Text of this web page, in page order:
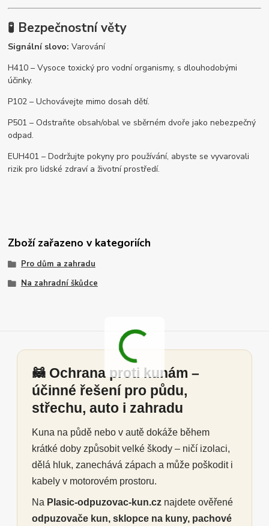
🧪 Bezpečnostní věty
Signální slovo: Varování
H410 – Vysoce toxický pro vodní organismy, s dlouhodobými
účinky.
P102 – Uchovávejte mimo dosah dětí.
P501 – Odstraňte obsah/obal ve sběrném dvoře jako nebezpečný
odpad.
EUH401 – Dodržujte pokyny pro používání, abyste se vyvarovali
rizik pro lidské zdraví a životní prostředí.
Zboží zařazeno v kategoriích
Pro dům a zahradu
Na zahradní škůdce
🦝 Ochrana proti kunám –
účinné řešení pro půdu,
střechu, auto i zahradu
Kuna na půdě nebo v autě dokáže během
krátké doby způsobit velké škody – ničí izolaci,
dělá hluk, zanechává zápach a může poškodit i
kabely v motorovém prostoru.
Na Plasic-odpuzovac-kun.cz najdete ověřené
odpuzovače kun, sklopce na kuny, pachové